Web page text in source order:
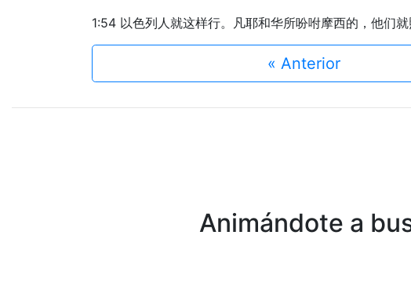
1:54 以色列人就这样行。凡耶和华所吩咐摩西的，他们就
« Anterior
Animándote a